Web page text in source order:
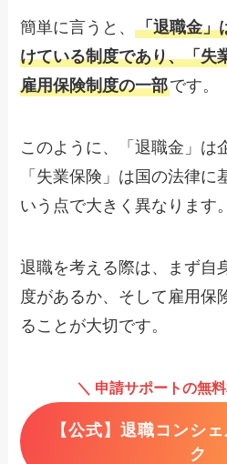
簡単に言うと、「退職金」
けている制度であり、「失
雇用保険制度の一部です。
このように、「退職金」は
「失業保険」は国の法律に
いう点で大きく異なります。
退職を考える際は、まず自
度があるか、そして雇用保
ることが大切です。
＼ 申請サポートの無
【公式】退職コンシ
ク